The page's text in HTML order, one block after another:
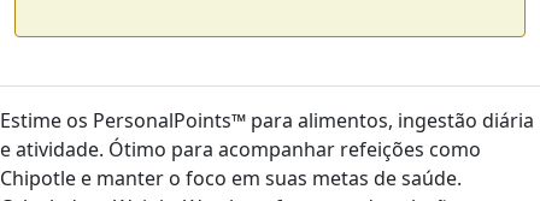
Estime os PersonalPoints™ para alimentos, ingestão diária
e atividade. Ótimo para acompanhar refeições como
Chipotle e manter o foco em suas metas de saúde.